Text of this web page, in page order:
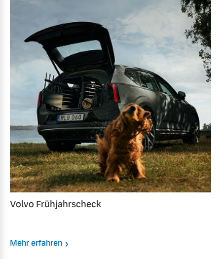
Volvo Frühjahrscheck
Mehr erfahren